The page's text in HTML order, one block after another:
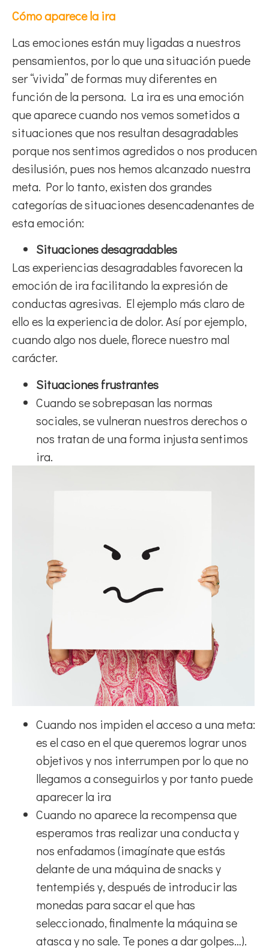
Cómo aparece la ira
Las emociones están muy ligadas a nuestros
pensamientos, por lo que una situación puede
ser “vivida” de formas muy diferentes en
función de la persona. La ira es una emoción
que aparece cuando nos vemos sometidos a
situaciones que nos resultan desagradables
porque nos sentimos agredidos o nos producen
desilusión, pues nos hemos alcanzado nuestra
meta. Por lo tanto, existen dos grandes
categorías de situaciones desencadenantes de
esta emoción:
Situaciones desagradables
Las experiencias desagradables favorecen la
emoción de ira facilitando la expresión de
conductas agresivas. El ejemplo más claro de
ello es la experiencia de dolor. Así por ejemplo,
cuando algo nos duele, florece nuestro mal
carácter.
Situaciones frustrantes
Cuando se sobrepasan las normas
sociales, se vulneran nuestros derechos o
nos tratan de una forma injusta sentimos
ira.
Cuando nos impiden el acceso a una meta:
es el caso en el que queremos lograr unos
objetivos y nos interrumpen por lo que no
llegamos a conseguirlos y por tanto puede
aparecer la ira
Cuando no aparece la recompensa que
esperamos tras realizar una conducta y
nos enfadamos (imagínate que estás
delante de una máquina de snacks y
tentempiés y, después de introducir las
monedas para sacar el que has
seleccionado, finalmente la máquina se
atasca y no sale. Te pones a dar golpes…).